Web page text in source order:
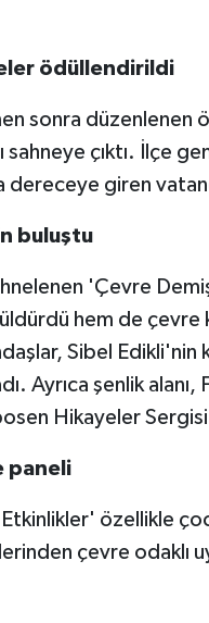
ödüllendirildi
sonra
çıktı. İlçe
dereceye giren
buluştu
'Çevre
hem de çevre
Sibel Edikli'nin
Ayrıca şenlik alanı,
Hikayeler
paneli
özellikle
çevre odaklı